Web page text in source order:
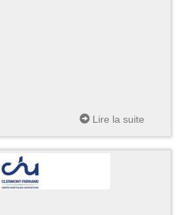
Lire la suite